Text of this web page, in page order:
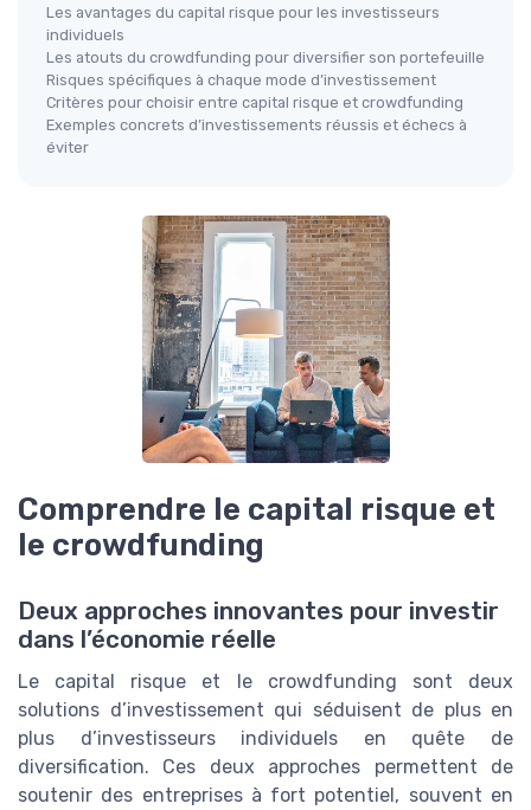
Les avantages du capital risque pour les investisseurs
individuels
Les atouts du crowdfunding pour diversifier son portefeuille
Risques spécifiques à chaque mode d’investissement
Critères pour choisir entre capital risque et crowdfunding
Exemples concrets d’investissements réussis et échecs à
éviter
Comprendre le capital risque et
le crowdfunding
Deux approches innovantes pour investir
dans l’économie réelle
Le capital risque et le crowdfunding sont deux
solutions d’investissement qui séduisent de plus en
plus d’investisseurs individuels en quête de
diversification. Ces deux approches permettent de
soutenir des entreprises à fort potentiel, souvent en